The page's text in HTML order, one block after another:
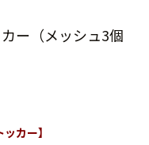
ー（メッシュ3個
カー】